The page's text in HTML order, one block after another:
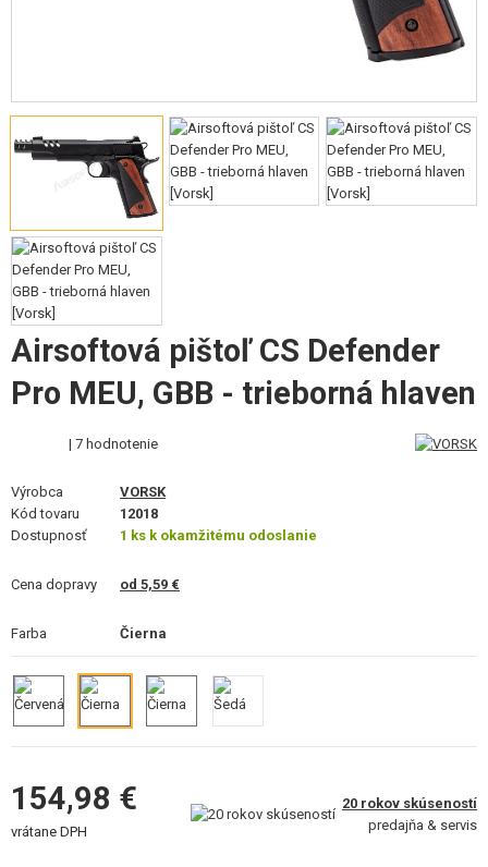
VÝSTROJ, UNIFORMY, PÚZDRA
MASKOVANIE, FARBY, PÁSKY
VYSIELAČKY, HEADSETY, KAMERY
DOPLNKY K ZBRANIAM, POPRUHY
NÁHRADNÉ DIELY ZBRANÍ, UPGRADE
SERVIS A ÚDRŽBA ZBRANÍ
OUTDOOR A BUSHCRAFT
POŠKODENÝ, POUŽITÝ TOVAR
ZĽAVY, AKCIE
Airsoftová pištoľ CS Defender
Pro MEU, GBB - trieborná hlaven
| 7 hodnotenie
Výrobca
VORSK
Kód tovaru
12018
Dostupnosť
1 ks k okamžitému odoslanie
Cena dopravy od 5,59 €
Farba Čierna
154,98 €
vrátane DPH
20 rokov skúseností
predajňa & servis